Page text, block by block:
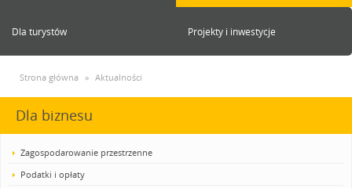
Dla turystów Projekty i inwestycje
Strona główna » Aktualności
Dla biznesu
Zagospodarowanie przestrzenne
Podatki i opłaty